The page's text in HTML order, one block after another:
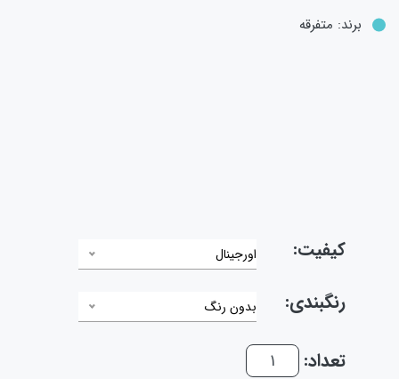
برند: متفرقه
کیفیت: اورجینال
رنگبندی: بدون رنگ
تعداد: